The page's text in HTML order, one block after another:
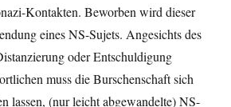
Kontakten. Beworben wird dieser
eines NS-Sujets. Angesichts des
oder Entschuldigung
muss die Burschenschaft sich
lassen, (nur leicht abgewandelte) NS-